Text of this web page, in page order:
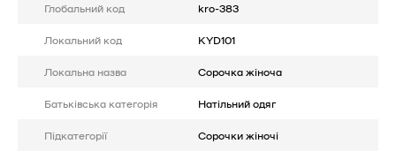
Глобальний код kro-383
Локальний код KYD101
Локальна назва Сорочка жіноча
Батькiвська категорія Натільний одяг
Підкатегорії Сорочки жіночі